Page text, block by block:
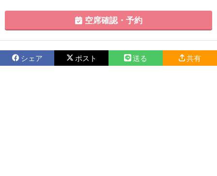
空席確認・予約
シェア ポスト 送る 共有